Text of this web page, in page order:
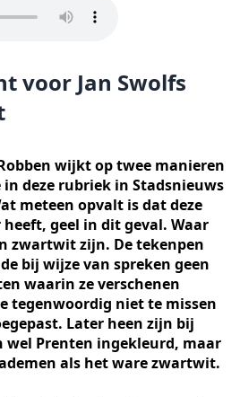
voor Jan Swolfs
wijkt op twee manieren
deze rubriek in Stadsnieuws
meteen opvalt is dat deze
geel in dit geval. Waar
zwartwit zijn. De tekenpen
bij wijze van spreken geen
waarin ze verschenen
tegenwoordig niet te missen
Later heen zijn bij
wel Prenten ingekleurd, maar
als het ware zwartwit.